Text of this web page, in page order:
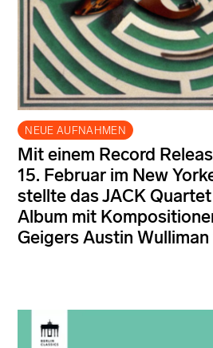
NEUE AUFNAHMEN
Mit einem Record
15. Februar im New
stellte das JACK
Album mit
Geigers Austin Wulliman